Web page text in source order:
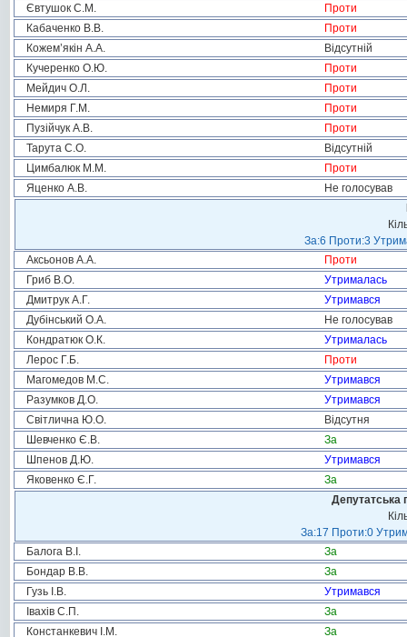
Євтушок С.М.
Проти
Кабаченко В.В.
Проти
Кожем’якін А.А.
Відсутній
Кучеренко О.Ю.
Проти
Мейдич О.Л.
Проти
Немиря Г.М.
Проти
Пузійчук А.В.
Проти
Тарута С.О.
Відсутній
Цимбалюк М.М.
Проти
Яценко А.В.
Не голосував
За:6 Проти:3
Аксьонов А.А.
Проти
Гриб В.О.
Утрималась
Дмитрук А.Г.
Утримався
Дубінський О.А.
Не голосував
Кондратюк О.К.
Утрималась
Лерос Г.Б.
Проти
Магомедов М.С.
Утримався
Разумков Д.О.
Утримався
Світлична Ю.О.
Відсутня
Шевченко Є.В.
За
Шпенов Д.Ю.
Утримався
Яковенко Є.Г.
За
Депутатська
За:17 Проти:0
Балога В.І.
За
Бондар В.В.
За
Гузь І.В.
Утримався
Івахів С.П.
За
Констанкевич І.М.
За